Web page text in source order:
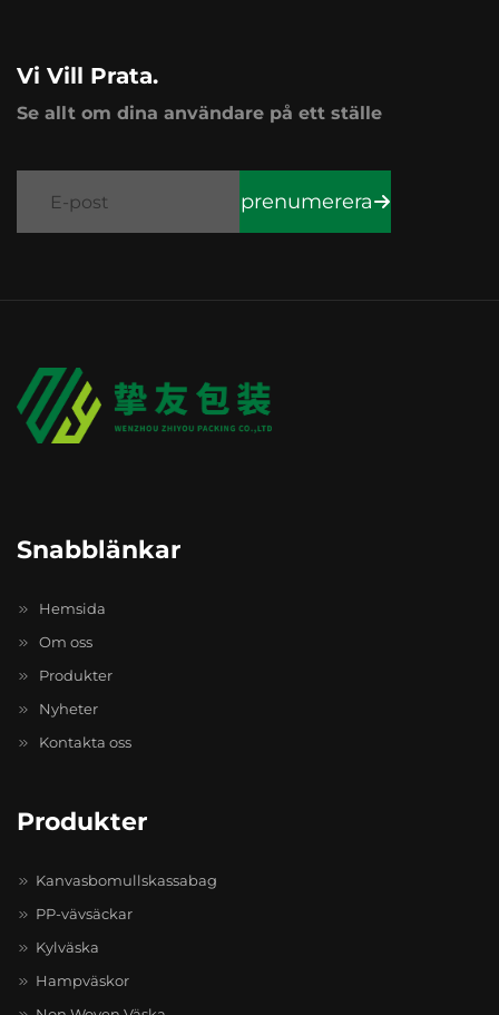
Vi Vill Prata.
Se allt om dina användare på ett ställe
prenumerera
Snabblänkar
Hemsida
Om oss
Produkter
Nyheter
Kontakta oss
Produkter
Kanvasbomullskassabag
PP-vävsäckar
Kylväska
Hampväskor